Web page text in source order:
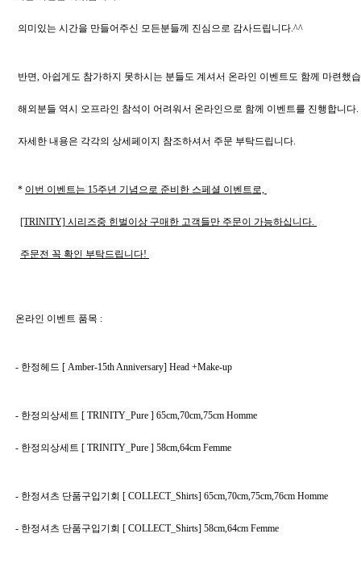
의미있는 시간을 만들어주신 모든분들께 진심으로 감사드립니다.^^
반면, 아쉽게도 참가하지 못하시는 분들도 계셔서 온라인 이벤트도 함께 마련했
해외분들 역시 오프라인 참석이 어려워서 온라인으로 함께 이벤트를 진행합니다.
자세한 내용은 각각의 상세페이지 참조하셔서 주문 부탁드립니다.
* 이번 이벤트는 15주년 기념으로 준비한 스페셜 이벤트로,
[TRINITY] 시리즈중 힌벌이상 구매한 고객들만 주문이 가능하십니다.
주문전 꼭 확인 부탁드립니다!
온라인 이벤트 품목 :
- 한정헤드 [ Amber-15th Anniversary] Head +Make-up
- 한정의상세트 [ TRINITY_Pure ] 65cm,70cm,75cm Homme
- 한정의상세트 [ TRINITY_Pure ] 58cm,64cm Femme
- 한정셔츠 단품구입기회 [ COLLECT_Shirts] 65cm,70cm,75cm,76cm Homme
- 한정셔츠 단품구입기회 [ COLLECT_Shirts] 58cm,64cm Femme